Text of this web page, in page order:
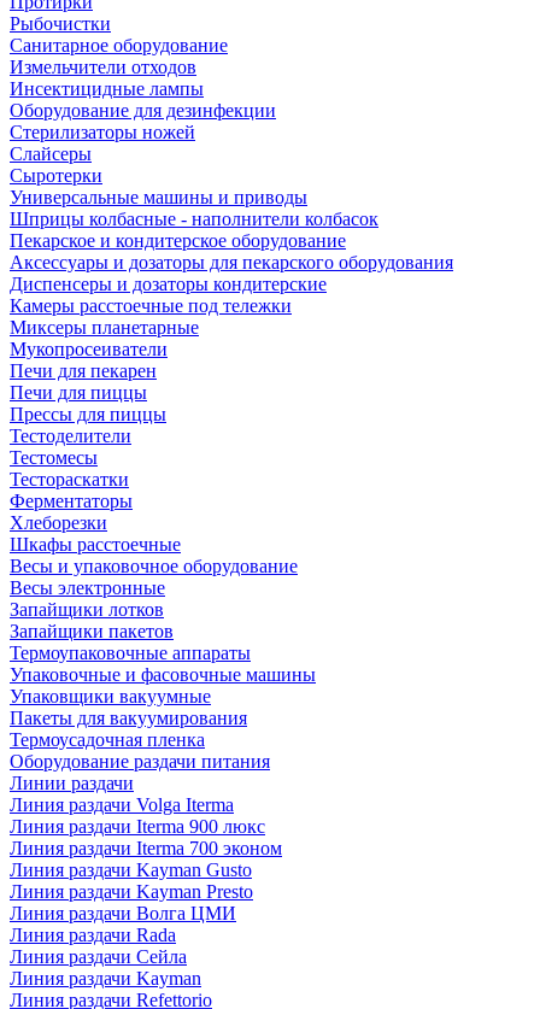
Рыбочистки
Санитарное оборудование
Измельчители отходов
Инсектицидные лампы
Оборудование для дезинфекции
Стерилизаторы ножей
Слайсеры
Сыротерки
Универсальные машины и приводы
Шприцы колбасные - наполнители колбасок
Пекарское и кондитерское оборудование
Аксессуары и дозаторы для пекарского оборудования
Диспенсеры и дозаторы кондитерские
Камеры расстоечные под тележки
Миксеры планетарные
Мукопросеиватели
Печи для пекарен
Печи для пиццы
Прессы для пиццы
Тестоделители
Тестомесы
Тестораскатки
Ферментаторы
Хлеборезки
Шкафы расстоечные
Весы и упаковочное оборудование
Весы электронные
Запайщики лотков
Запайщики пакетов
Термоупаковочные аппараты
Упаковочные и фасовочные машины
Упаковщики вакуумные
Пакеты для вакуумирования
Термоусадочная пленка
Оборудование раздачи питания
Линии раздачи
Линия раздачи Volga Iterma
Линия раздачи Iterma 900 люкс
Линия раздачи Iterma 700 эконом
Линия раздачи Kayman Gusto
Линия раздачи Kayman Presto
Линия раздачи Волга ЦМИ
Линия раздачи Rada
Линия раздачи Сейла
Линия раздачи Kayman
Линия раздачи Refettorio